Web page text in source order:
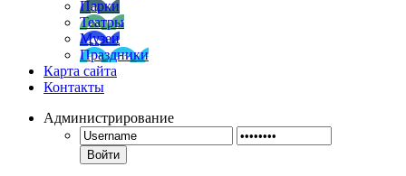
Парки
Театры
Музеи
Праздники
Карта сайта
Контакты
Администрирование
Войти